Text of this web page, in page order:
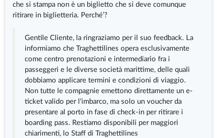
che si stampa non è un biglietto che si deve comunque
ritirare in biglietteria. Perché’?
Gentile Cliente, la ringraziamo per il suo feedback. La
informiamo che Traghettilines opera esclusivamente
come centro prenotazioni e intermediario fra i
passeggeri e le diverse società marittime, delle quali
dobbiamo applicare termini e condizioni di viaggio.
Non tutte le compagnie emettono direttamente un e-
ticket valido per l'imbarco, ma solo un voucher da
presentare al porto in fase di check-in per ritirare i
boarding pass. Restiamo disponibili per maggiori
chiarimenti, lo Staff di Traghettilines